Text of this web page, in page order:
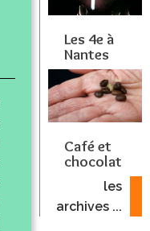
Les 4e à
Nantes
Café et
chocolat
les
archives ...